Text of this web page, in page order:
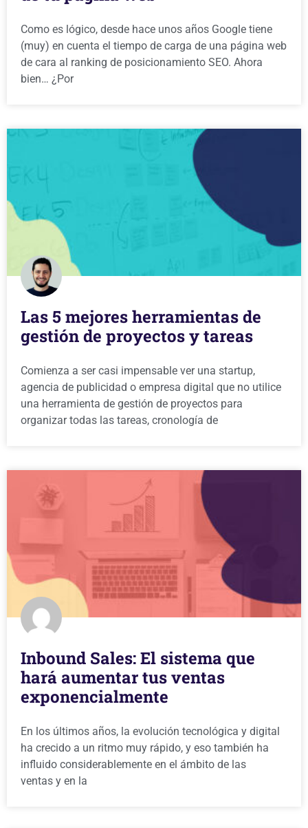
Como es lógico, desde hace unos años Google tiene
(muy) en cuenta el tiempo de carga de una página web
de cara al ranking de posicionamiento SEO. Ahora
bien… ¿Por
Las 5 mejores herramientas de
gestión de proyectos y tareas
Comienza a ser casi impensable ver una startup,
agencia de publicidad o empresa digital que no utilice
una herramienta de gestión de proyectos para
organizar todas las tareas, cronología de
Inbound Sales: El sistema que
hará aumentar tus ventas
exponencialmente
En los últimos años, la evolución tecnológica y digital
ha crecido a un ritmo muy rápido, y eso también ha
influido considerablemente en el ámbito de las
ventas y en la